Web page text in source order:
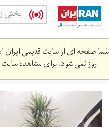
Skip
main
content
پخش
شما صفحه ای از سایت قدیمی ایران
روز نمی شود. برای مشاهده سایت
akhoondi.jpg